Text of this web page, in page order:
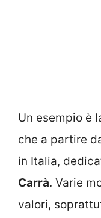
Un esempio è
che a partire
in Italia,
Carrà. Varie
valori,